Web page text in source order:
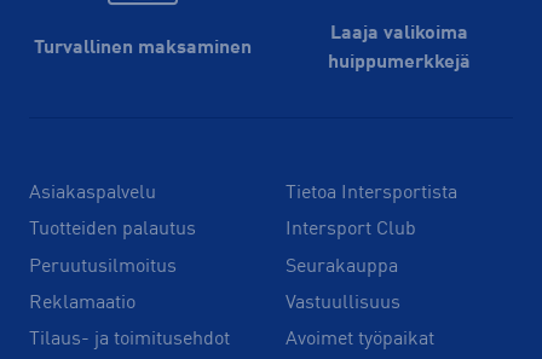
Turvallinen maksaminen
Laaja valikoima
huippu­merkkejä
Asiakaspalvelu
Tuotteiden palautus
Peruutusilmoitus
Reklamaatio
Tilaus- ja toimitusehdot
Tietoa Intersportista
Intersport Club
Seurakauppa
Vastuullisuus
Avoimet työpaikat